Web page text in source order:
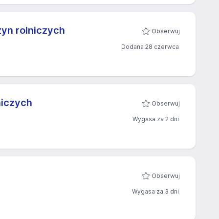
rolniczych Obserwuj
Dodana 28 czerwca
Obserwuj
Wygasa za 2 dni
Obserwuj
Wygasa za 3 dni